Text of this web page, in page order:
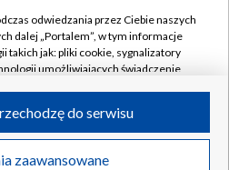
Kontakt
Kanały
Polska S.A. w likwidacji
odwiedzania przez Ciebie naszych
dalej „Portalem”, w tym informacje
takich jak: pliki cookie, sygnalizatory
umożliwiających świadczenie
odwiedzania przez Ciebie
zaawansowane
do serwisu